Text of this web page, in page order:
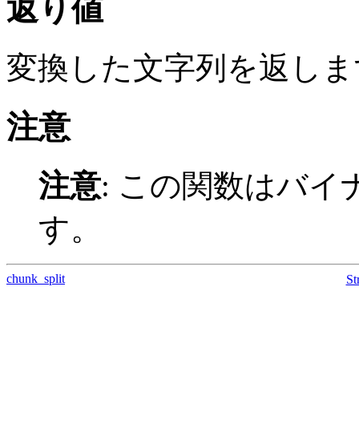
返り値
変換した文字列を返し
注意
注意: この関数はバイ
す。
chunk_split